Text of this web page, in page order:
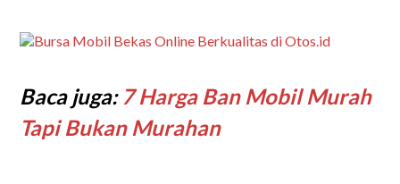
Baca juga: 7 Harga Ban Mobil Murah
Tapi Bukan Murahan